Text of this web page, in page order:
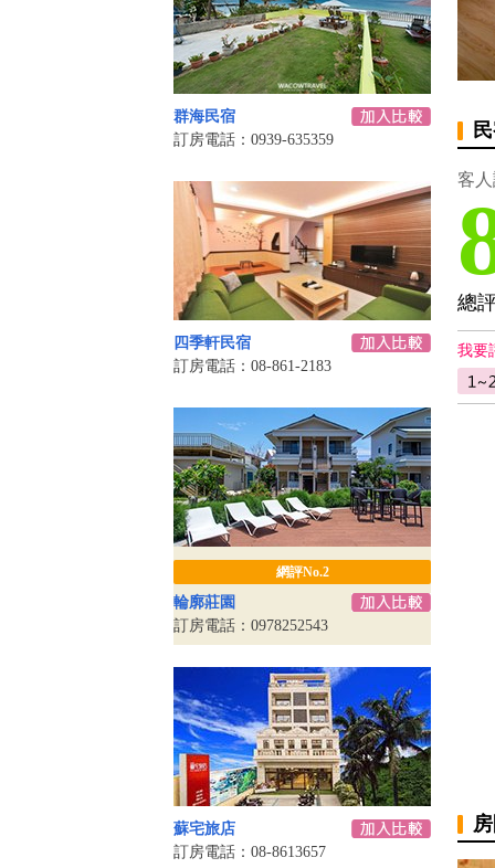
群海民宿
訂房電話：0939-635359
四季軒民宿
訂房電話：08-861-2183
網評No.2
輪廓莊園
訂房電話：0978252543
蘇宅旅店
訂房電話：08-8613657
客
總
我要